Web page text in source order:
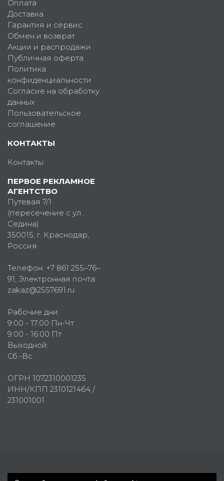
Оплата
Доставка
Гарантия и сервис
Обмен и возврат
Акции и распродажи
Публичная оферта
Политика
конфиденциальности
Согласие на обработку
данных
Пользовательское
соглашение
КОНТАКТЫ
Контакты
ПЕРВОЕ РЕКЛАМНОЕ
АГЕНТСТВО
Путевая 7/1
(пересечение с ул.
Седина)
350015, г. Краснодар,
Россия
Телефон: +7 861 255–76–
91, Электронная почта:
zakaz@2557691.ru
Рабочие дни:
9:00 - 17:00 Пн-Чт
9:00 - 16:00 Пт
Выходной:
Сб.-Вс.
ОГРН 1072310001235
ИНН/КПП 2310121464 /
231001001